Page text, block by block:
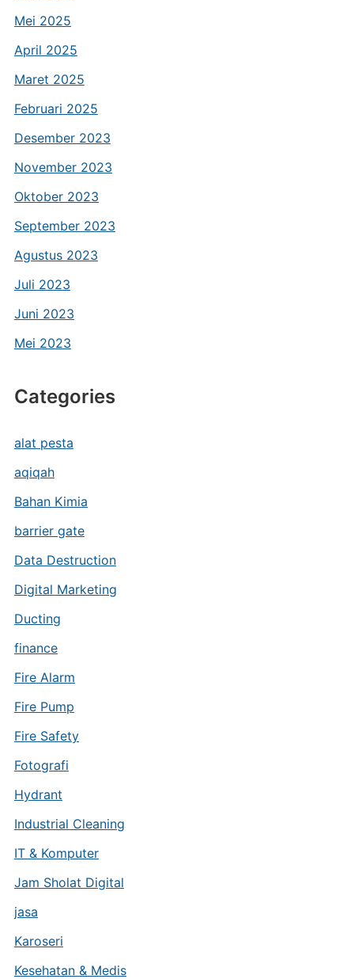
Mei 2025
April 2025
Maret 2025
Februari 2025
Desember 2023
November 2023
Oktober 2023
September 2023
Agustus 2023
Juli 2023
Juni 2023
Mei 2023
Categories
alat pesta
aqiqah
Bahan Kimia
barrier gate
Data Destruction
Digital Marketing
Ducting
finance
Fire Alarm
Fire Pump
Fire Safety
Fotografi
Hydrant
Industrial Cleaning
IT & Komputer
Jam Sholat Digital
jasa
Karoseri
Kesehatan & Medis